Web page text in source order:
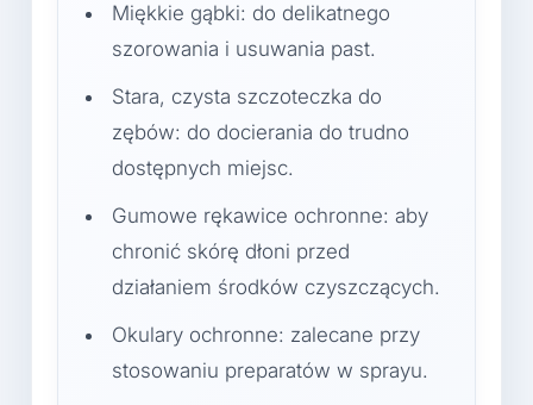
Miękkie gąbki: do delikatnego
szorowania i usuwania past.
Stara, czysta szczoteczka do
zębów: do docierania do trudno
dostępnych miejsc.
Gumowe rękawice ochronne: aby
chronić skórę dłoni przed
działaniem środków czyszczących.
Okulary ochronne: zalecane przy
stosowaniu preparatów w sprayu.